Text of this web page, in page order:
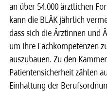
an über 54.000 ärztlichen
kann die BLÄK jährlich
dass sich die Ärztinnen
um ihre Fachkompetenzen
auszubauen. Zu den
Patientensicherheit zählen
Einhaltung der